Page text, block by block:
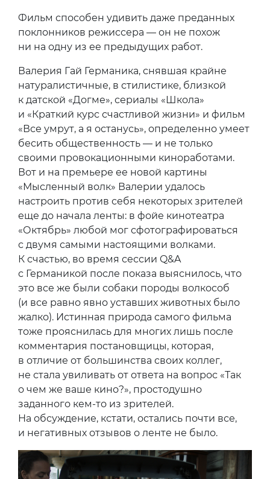
Фильм способен удивить даже преданных
поклонников режиссера — он не похож
ни на одну из ее предыдущих работ.
Валерия Гай Германика, снявшая крайне
натуралистичные, в стилистике, близкой
к датской «Догме», сериалы «Школа»
и «Краткий курс счастливой жизни» и фильм
«Все умрут, а я останусь», определенно умеет
бесить общественность — и не только
своими провокационными киноработами.
Вот и на премьере ее новой картины
«Мысленный волк» Валерии удалось
настроить против себя некоторых зрителей
еще до начала ленты: в фойе кинотеатра
«Октябрь» любой мог сфотографироваться
с двумя самыми настоящими волками.
К счастью, во время сессии Q&A
с Германикой после показа выяснилось, что
это все же были собаки породы волкособ
(и все равно явно уставших животных было
жалко). Истинная природа самого фильма
тоже прояснилась для многих лишь после
комментария постановщицы, которая,
в отличие от большинства своих коллег,
не стала увиливать от ответа на вопрос «Так
о чем же ваше кино?», простодушно
заданного кем-то из зрителей.
На обсуждение, кстати, остались почти все,
и негативных отзывов о ленте не было.